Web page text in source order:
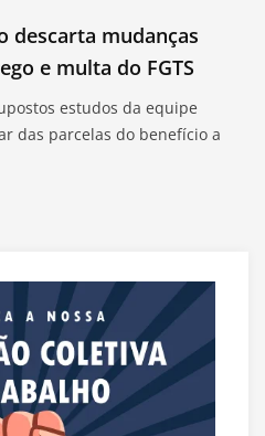
descarta mudanças
e multa do FGTS
estudos da equipe
das parcelas do benefício a